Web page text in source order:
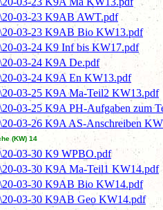
03-23 K9AB AWT.pdf
03-23 K9AB Bio KW13.pdf
03-24 K9 Inf bis KW17.pdf
03-24 K9A De.pdf
03-24 K9A En KW13.pdf
03-25 K9A Ma-Teil2 KW13.pdf
03-25 K9A PH-Aufgaben zum
03-26 K9A AS-Anschreiben
(KW) 14
03-30 K9 WPBO.pdf
03-30 K9A Ma-Teil1 KW14.pdf
03-30 K9AB Bio KW14.pdf
03-30 K9AB Geo KW14.pdf